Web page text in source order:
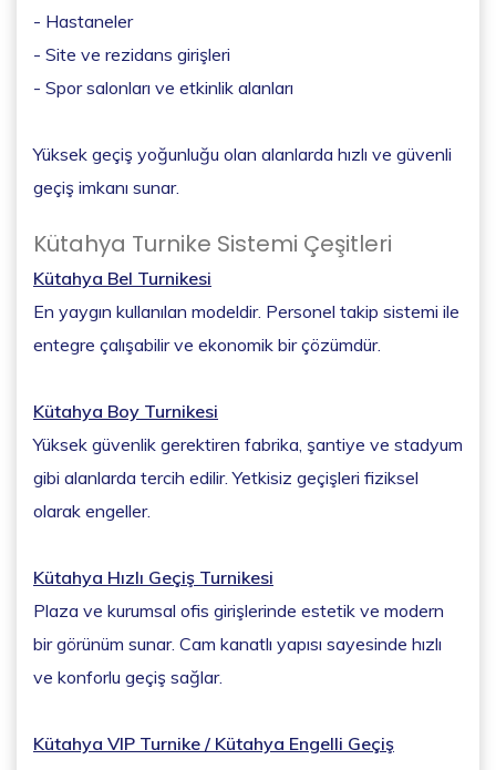
- Hastaneler
- Site ve rezidans girişleri
- Spor salonları ve etkinlik alanları
Yüksek geçiş yoğunluğu olan alanlarda hızlı ve güvenli
geçiş imkanı sunar.
Kütahya Turnike Sistemi Çeşitleri
Kütahya Bel Turnikesi
En yaygın kullanılan modeldir. Personel takip sistemi ile
entegre çalışabilir ve ekonomik bir çözümdür.
Kütahya Boy Turnikesi
Yüksek güvenlik gerektiren fabrika, şantiye ve stadyum
gibi alanlarda tercih edilir. Yetkisiz geçişleri fiziksel
olarak engeller.
Kütahya Hızlı Geçiş Turnikesi
Plaza ve kurumsal ofis girişlerinde estetik ve modern
bir görünüm sunar. Cam kanatlı yapısı sayesinde hızlı
ve konforlu geçiş sağlar.
Kütahya VIP Turnike / Kütahya Engelli Geçiş